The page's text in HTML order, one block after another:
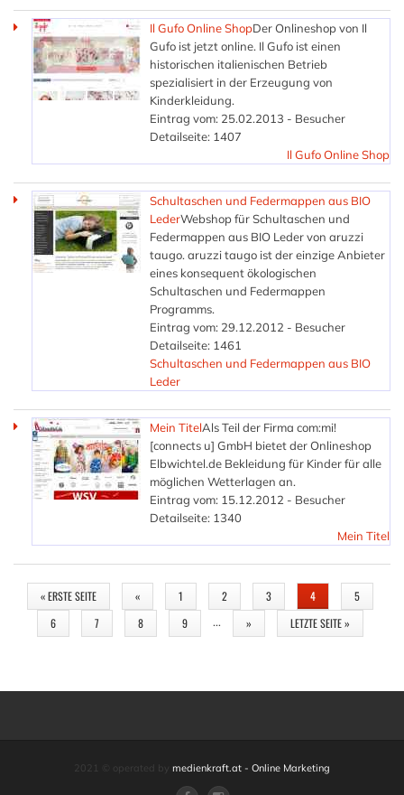
Il Gufo Online ShopDer Onlineshop von Il
Gufo ist jetzt online. Il Gufo ist einen
historischen italienischen Betrieb
spezialisiert in der Erzeugung von
Kinderkleidung.
Eintrag vom: 25.02.2013 - Besucher
Detailseite: 1407
Il Gufo Online Shop
Schultaschen und Federmappen aus BIO
LederWebshop für Schultaschen und
Federmappen aus BIO Leder von aruzzi
taugo. aruzzi taugo ist der einzige Anbieter
eines konsequent ökologischen
Schultaschen und Federmappen
Programms.
Eintrag vom: 29.12.2012 - Besucher
Detailseite: 1461
Schultaschen und Federmappen aus BIO
Leder
Mein TitelAls Teil der Firma com:mi!
[connects u] GmbH bietet der Onlineshop
Elbwichtel.de Bekleidung für Kinder für alle
möglichen Wetterlagen an.
Eintrag vom: 15.12.2012 - Besucher
Detailseite: 1340
Mein Titel
SEITEN
« ERSTE SEITE « 1 2 3 4
5
6
7 8 9 … » LETZTE SEITE »
2021 © operated by medienkraft.at - Online Marketing